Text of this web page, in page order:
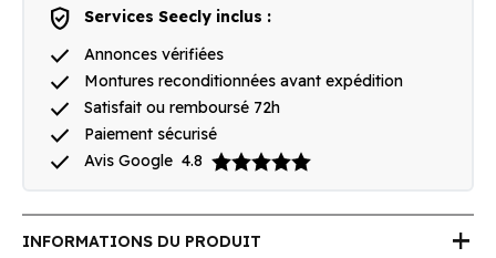
verified_user Services Seecly inclus :
done Annonces vérifiées
done Montures reconditionnées avant expédition
done Satisfait ou remboursé 72h
done Paiement sécurisé
done Avis Google 4.8
INFORMATIONS DU PRODUIT add